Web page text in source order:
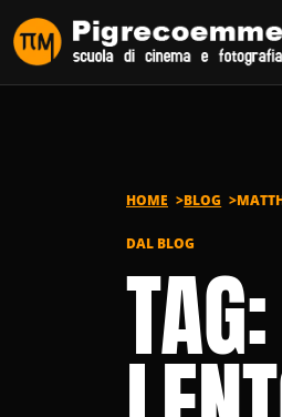
Vai al contenuto
HOME BLOG
DAL BLOG